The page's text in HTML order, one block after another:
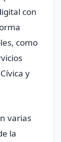
con
como
y
varias
la